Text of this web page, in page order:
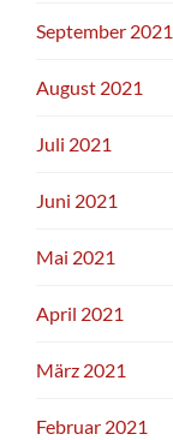
September 2021
August 2021
Juli 2021
Juni 2021
Mai 2021
April 2021
März 2021
Februar 2021